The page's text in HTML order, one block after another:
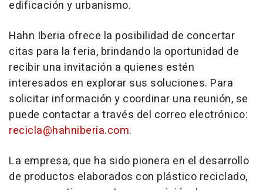
edificación y urbanismo.
Hahn Iberia ofrece la posibilidad de concertar
citas para la feria, brindando la oportunidad de
recibir una invitación a quienes estén
interesados en explorar sus soluciones. Para
solicitar información y coordinar una reunión, se
puede contactar a través del correo electrónico:
recicla@hahniberia.com.
La empresa, que ha sido pionera en el desarrollo
de productos elaborados con plástico reciclado,